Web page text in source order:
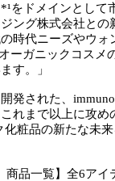
をドメインとして
ング株式会社との
時代ニーズやウォ
ーガニックコスメ
す。」
発された、
れまで以上に攻め
化粧品の新たな未
商品一覧】全6アイ